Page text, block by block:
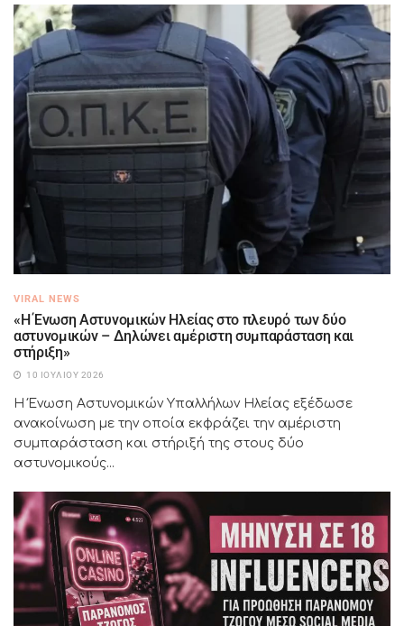
VIRAL NEWS
«Η Ένωση Αστυνομικών Ηλείας στο πλευρό των δύο
αστυνομικών – Δηλώνει αμέριστη συμπαράσταση και
στήριξη»
10 ΙΟΥΛΊΟΥ 2026
Η Ένωση Αστυνομικών Υπαλλήλων Ηλείας εξέδωσε
ανακοίνωση με την οποία εκφράζει την αμέριστη
συμπαράσταση και στήριξή της στους δύο
αστυνομικούς...